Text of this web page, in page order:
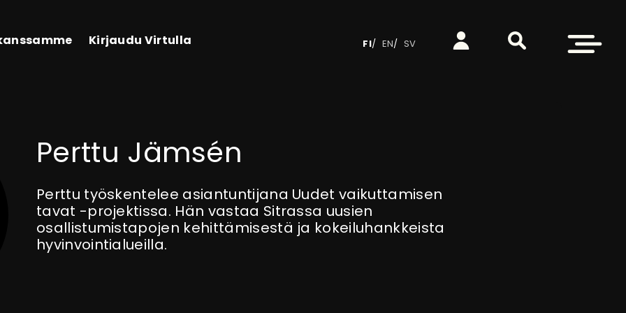
Kirjaudu Virtulla FI EN SV
Kirjaudu Etsi sivustoltaAvaa valikko
Perttu Jämsén
Perttu työskentelee asiantuntijana Uudet vaikuttamisen
tavat -projektissa. Hän vastaa Sitrassa uusien
osallistumistapojen kehittämisestä ja kokeiluhankkeista
hyvinvointialueilla.